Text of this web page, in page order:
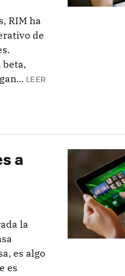
RIM ha
de
beta,
LEER
a
la
es algo
es